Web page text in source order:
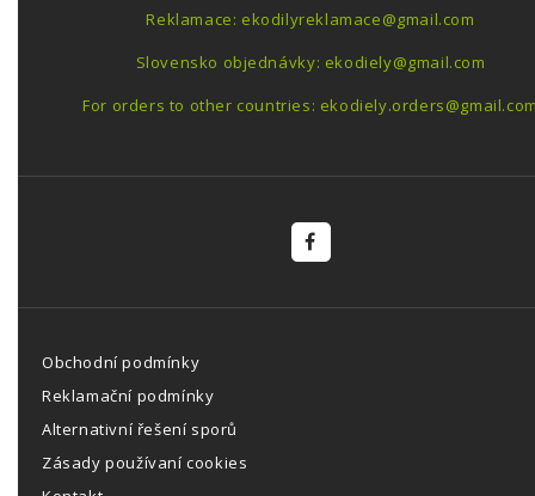
Reklamace: ekodilyreklamace@gmail.com
Slovensko objednávky: ekodiely@gmail.com
For orders to other countries:
Obchodní podmínky
Reklamační podmínky
Alternativní řešení sporů
Zásady používaní cookies